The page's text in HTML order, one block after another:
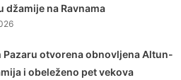
džamije na Ravnama
Pazaru otvorena obnovljena Altun-
i obeleženo pet vekova